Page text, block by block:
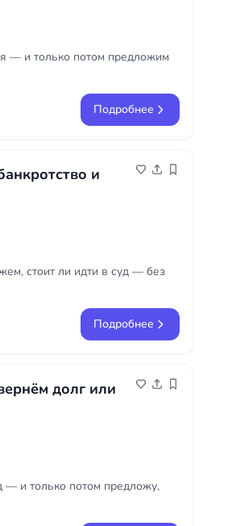
— и только потом предложим
Подробнее
и
стоит ли идти в суд — без
Подробнее
долг или
— и только потом предложу,